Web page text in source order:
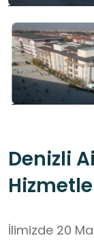
Denizli
İlimizde 20